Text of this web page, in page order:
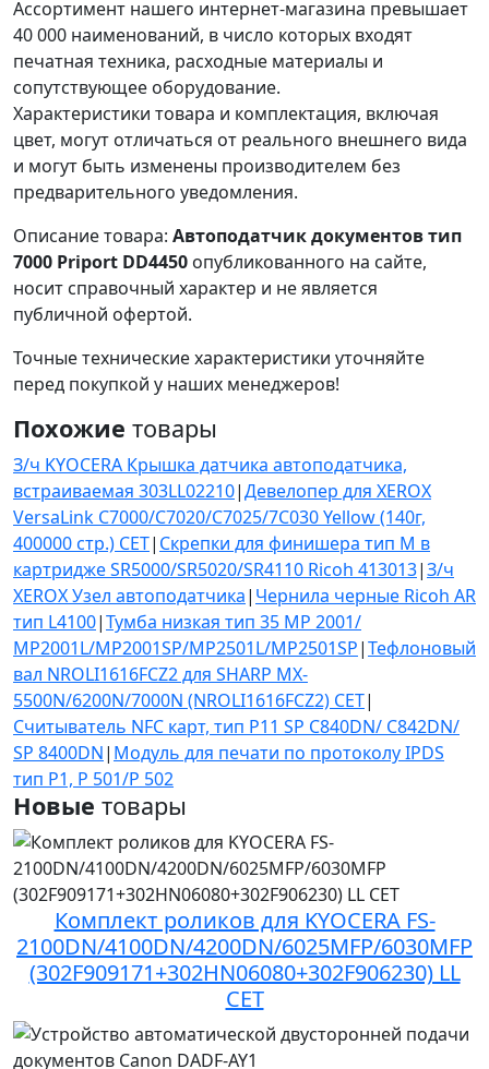
Ассортимент нашего интернет-магазина превышает
40 000 наименований, в число которых входят
печатная техника, расходные материалы и
сопутствующее оборудование.
Характеристики товара и комплектация, включая
цвет, могут отличаться от реального внешнего вида
и могут быть изменены производителем без
предварительного уведомления.
Описание товара: Автоподатчик документов тип
7000 Priport DD4450 опубликованного на сайте,
носит справочный характер и не является
публичной офертой.
Точные технические характеристики уточняйте
перед покупкой у наших менеджеров!
Похожие товары
З/ч KYOCERA Крышка датчика автоподатчика,
встраиваемая 303LL02210|Девелопер для XEROX
VersaLink C7000/C7020/C7025/7C030 Yellow (140г,
400000 стр.) CET| Скрепки для финишера тип М в
картридже SR5000/SR5020/SR4110 Ricoh 413013|З/ч
XEROX Узел автоподатчика| Чернила черные Ricoh AR
тип L4100|Тумба низкая тип 35 MP 2001/
MP2001L/MP2001SP/MP2501L/MP2501SP|Тефлоновый
вал NROLI1616FCZ2 для SHARP MX-
5500N/6200N/7000N (NROLI1616FCZ2) CET|
Считыватель NFC карт, тип P11 SP С840DN/ C842DN/
SP 8400DN| Модуль для печати по протоколу IPDS
тип Р1, P 501/P 502
Новые товары
Комплект роликов для KYOCERA FS-
2100DN/4100DN/4200DN/6025MFP/6030MFP
(302F909171+302HN06080+302F906230) LL
CET